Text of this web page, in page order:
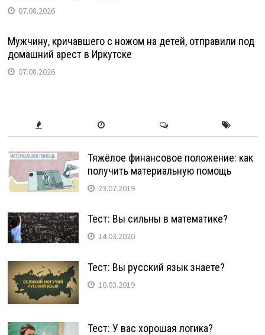
07.08.2026
Мужчину, кричавшего с ножом на детей, отправили под
домашний арест в Иркутске
07.08.2026
Тяжёлое финансовое положение: как
получить материальную помощь
23.07.2019
Тест: Вы сильны в математике?
14.03.2020
Тест: Вы русский язык знаете?
10.03.2019
Тест: У вас хорошая логика?